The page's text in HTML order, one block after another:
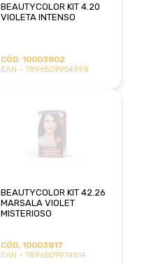
BEAUTYCOLOR KIT 4.20
VIOLETA INTENSO
CÓD. 10003802
EAN - 7896509954998
BEAUTYCOLOR KIT 42.26
MARSALA VIOLET
MISTERIOSO
CÓD. 10003817
EAN - 7896509974514